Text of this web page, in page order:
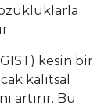
kesin bir
kalıtsal
artırır. Bu